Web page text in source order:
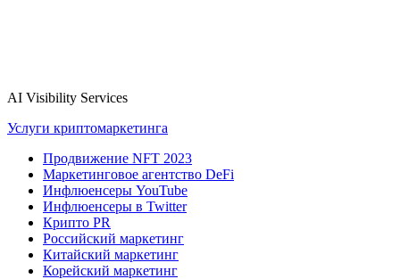
AI Visibility Services
Услуги криптомаркетинга
Продвижение NFT 2023
Маркетинговое агентство DeFi
Инфлюенсеры YouTube
Инфлюенсеры в Twitter
Крипто PR
Российский маркетинг
Китайский маркетинг
Корейский маркетинг